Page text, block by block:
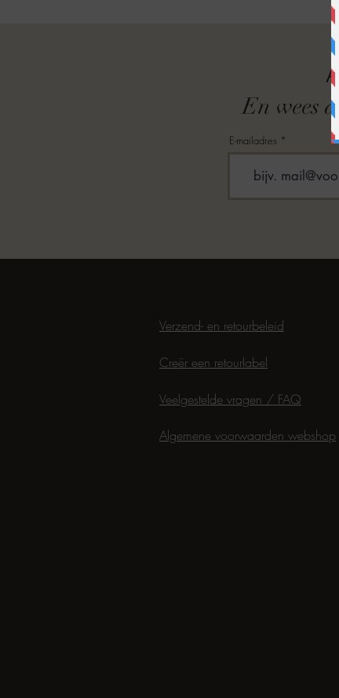
En wees
E-mailadres
Verzend- en retourbeleid
Creër een retourlabel
Veelgestelde vragen / FAQ
Algemene voorwaarden webshop